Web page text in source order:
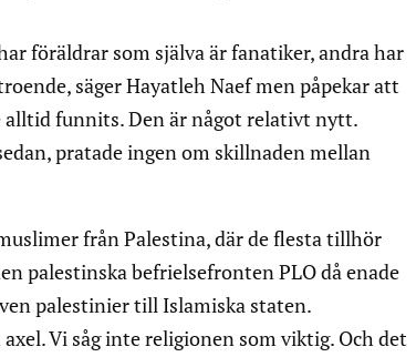
föräldrar som själva är fanatiker, andra har
säger Hayatleh Naef men påpekar att
funnits. Den är något relativt nytt.
pratade ingen om skillnaden mellan
från Palestina, där de flesta tillhör
palestinska befrielsefronten PLO då enade
palestinier till Islamiska staten.
Vi såg inte religionen som viktig. Och det